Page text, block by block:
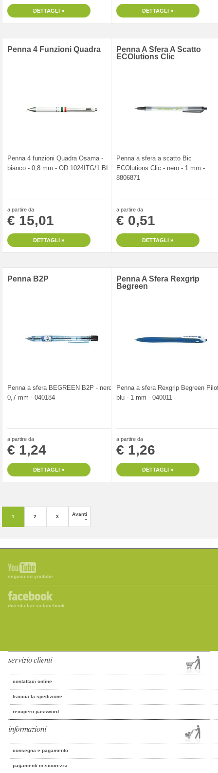
DETTAGLI » DETTAGLI »
Penna 4 Funzioni Quadra
Penna 4 funzioni Quadra Osama -
bianco - 0,8 mm - OD 1024ITG/1 BI
a partire da
€ 15,01
DETTAGLI »
Penna A Sfera A Scatto
ECOlutions Clic
Penna a sfera a scatto Bic
ECOlutions Clic - nero - 1 mm -
8806871
a partire da
€ 0,51
DETTAGLI »
Penna B2P
Penna a sfera BEGREEN B2P - nero -
0,7 mm - 040184
a partire da
€ 1,24
DETTAGLI »
Penna A Sfera Rexgrip
Begreen
Penna a sfera Rexgrip Begreen
blu - 1 mm - 040011
a partire da
€ 1,26
DETTAGLI »
1 2 3
Avanti
»
seguici su youtube
diventa fan su facebook
servizio clienti
contattaci online
traccia la spedizione
recupero password
informazioni
consegna e pagamento
pagamenti in sicurezza